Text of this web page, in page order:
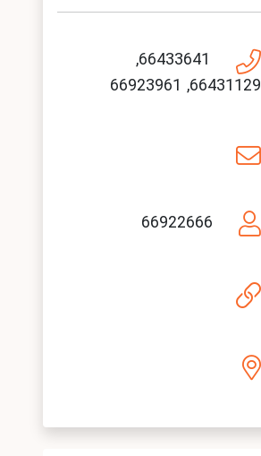
66433641,
66431129, 66923961
66922666